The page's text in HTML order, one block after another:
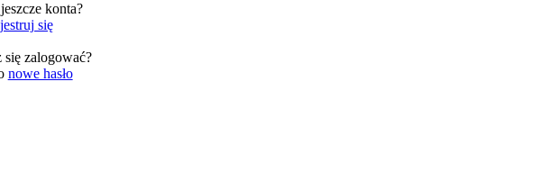
konta?
się
się zalogować?
nowe hasło